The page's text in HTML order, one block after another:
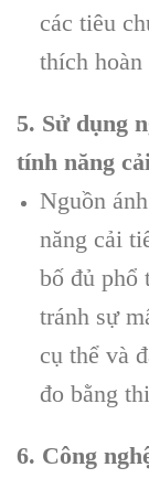
các tiêu
thích hoàn
5. Sử dụng
tính năng
Nguồn
năng cải
bố đủ phổ
tránh sự
cụ thể và
đo bằng
6. Công